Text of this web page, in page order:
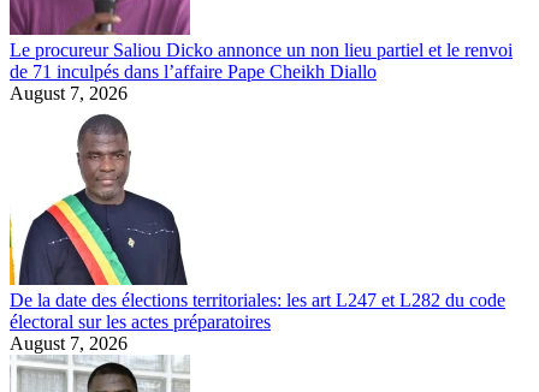
Le procureur Saliou Dicko annonce un non lieu partiel et le renvoi
de 71 inculpés dans l’affaire Pape Cheikh Diallo
August 7, 2026
De la date des élections territoriales: les art L247 et L282 du code
électoral sur les actes préparatoires
August 7, 2026